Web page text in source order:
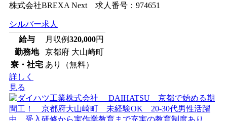
株式会社BREXA Next 求人番号：974651
シルバー求人
給与
月収例320,000円
勤務地
京都府 大山崎町
寮・社宅 あり（無料）
詳しく
見る